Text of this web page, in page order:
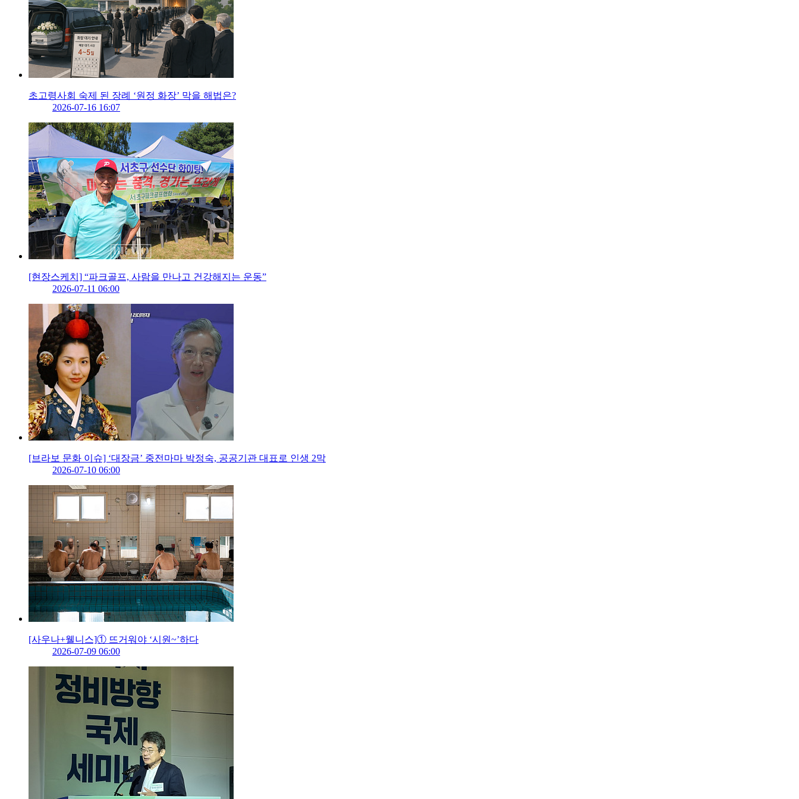
초고령사회 숙제 된 장례 ‘원정 화장’ 막을 해법은?
2026-07-16 16:07
[현장스케치] “파크골프, 사람을 만나고 건강해지는 운동”
2026-07-11 06:00
[브라보 문화 이슈] ‘대장금’ 중전마마 박정숙, 공공기관 대표로 인생 2막
2026-07-10 06:00
[사우나+웰니스]① 뜨거워야 ‘시원~’하다
2026-07-09 06:00